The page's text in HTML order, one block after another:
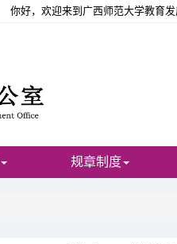
你好，欢迎来到广西师范大学教育
规章制度